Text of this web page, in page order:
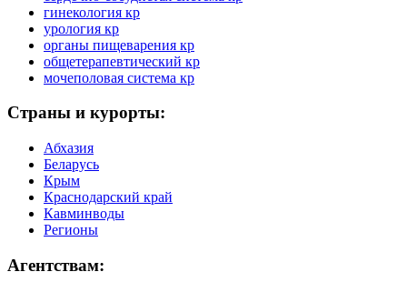
гинекология кр
урология кр
органы пищеварения кр
общетерапевтический кр
мочеполовая система кр
Страны и курорты:
Абхазия
Беларусь
Крым
Краснодарский край
Кавминводы
Регионы
Агентствам: